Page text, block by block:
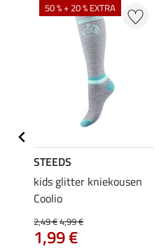
50 % + 20 % EXTRA
STEEDS
kids glitter kniekousen
Coolio
2,49 €4,99 €
1,99 €